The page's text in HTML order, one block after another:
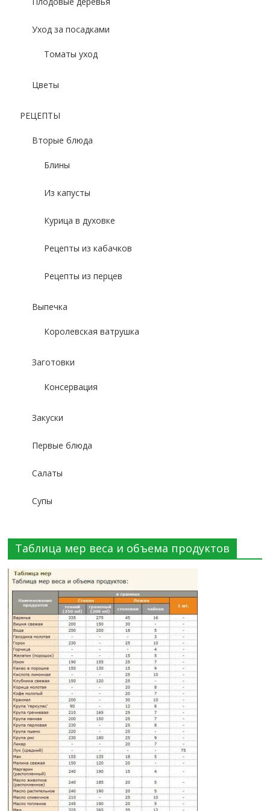
Уход за посадками
Томаты уход
Цветы
РЕЦЕПТЫ
Вторые блюда
Блины
Из капусты
Курица в духовке
Рецепты из кабачков
Рецепты из перцев
Выпечка
Королевская ватрушка
Заготовки
Консервация
Закуски
Первые блюда
Салаты
Супы
Таблица мер веса и объема продуктов